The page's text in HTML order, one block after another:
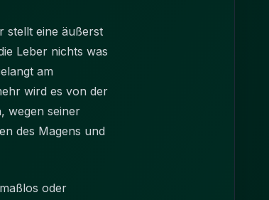
stellt eine äußerst
Leber nichts was
am
wird es von der
wegen seiner
des Magens und